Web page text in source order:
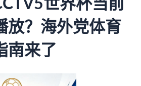
世界杯当前
放？海外党体育
南来了